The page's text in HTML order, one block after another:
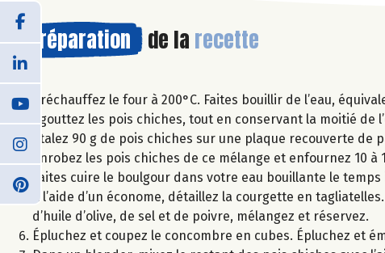
Préparation de la recette
Préchauffez le four à 200°C. Faites bouillir de l’eau,
Égouttez les pois chiches, tout en conservant la moitié
Étalez 90 g de pois chiches sur une plaque recouverte de
enrobez les pois chiches de ce mélange et enfournez 10
Faites cuire le boulgour dans votre eau bouillante le
À l’aide d’un économe, détaillez la courgette en
d’huile d’olive, de sel et de poivre, mélangez et réservez.
Épluchez et coupez le concombre en cubes. Épluchez et